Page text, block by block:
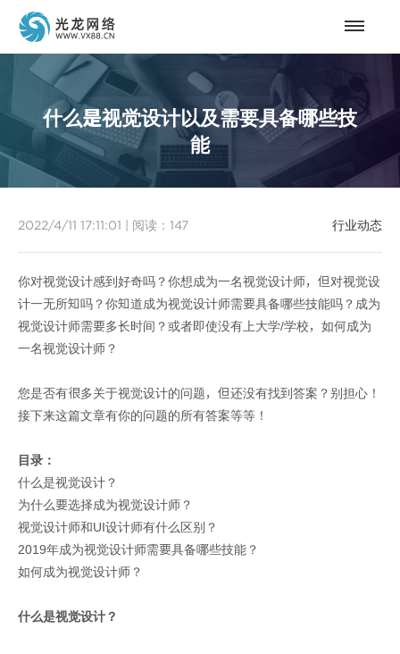
什么是视觉设计以及需要具备哪些技
能
行业动态
2022/4/11 17:11:01 阅读： 147
你对视觉设计感到好奇吗？你想成为一名视觉设计师，但对视觉设
计一无所知吗？你知道成为视觉设计师需要具备哪些技能吗？成为
视觉设计师需要多长时间？或者即使没有上大学/学校，如何成为
一名视觉设计师？
您是否有很多关于视觉设计的问题，但还没有找到答案？别担心！
接下来这篇文章有你的问题的所有答案等等！
目录：
什么是视觉设计？
为什么要选择成为视觉设计师？
视觉设计师和UI设计师有什么区别？
2019年成为视觉设计师需要具备哪些技能？
如何成为视觉设计师？
什么是视觉设计？